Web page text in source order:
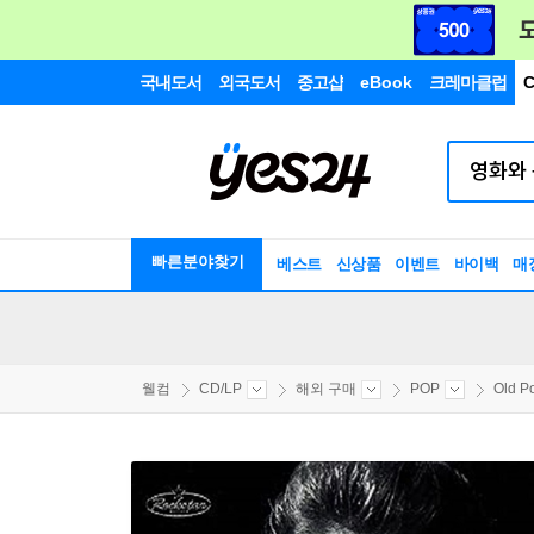
국내도서 외국도서 중고샵 eBook 크레마클럽
빠른분야찾기 베스트 신상품 이벤트 바이백 매
웰컴 CD/LP 해외 구매 POP Old